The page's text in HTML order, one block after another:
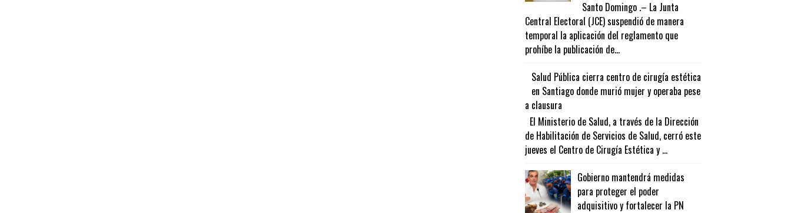
Santo Domingo .– La Junta
Central Electoral (JCE) suspendió de manera
temporal la aplicación del reglamento que
prohíbe la publicación de...
Salud Pública cierra centro de cirugía estética
en Santiago donde murió mujer y operaba pese
a clausura
El Ministerio de Salud, a través de la Dirección
de Habilitación de Servicios de Salud, cerró este
jueves el Centro de Cirugía Estética y ...
Gobierno mantendrá medidas
para proteger el poder
adquisitivo y fortalecer la PN